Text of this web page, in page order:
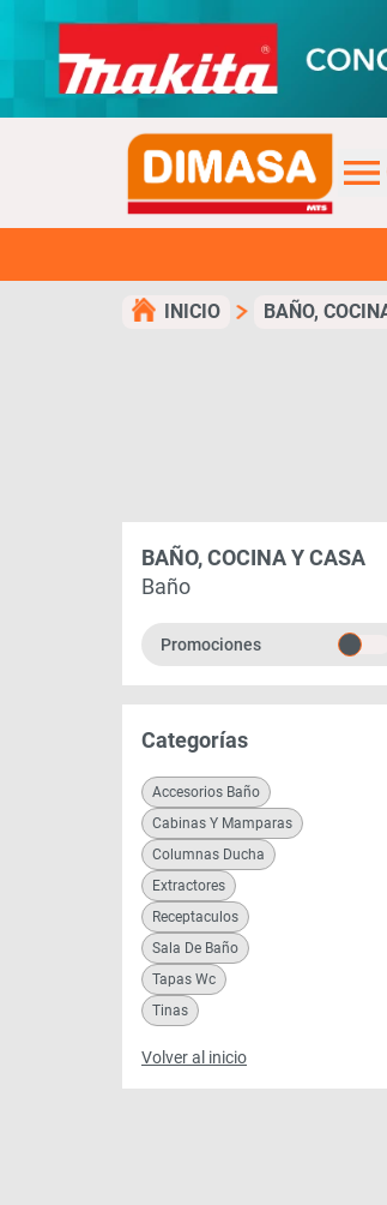
INICIO BAÑO,
BAÑO, COCINA Y CASA
Baño
Promociones
Categorías
Accesorios Baño
Cabinas Y Mamparas
Columnas Ducha
Extractores
Receptaculos
Sala De Baño
Tapas Wc
Tinas
Volver al inicio